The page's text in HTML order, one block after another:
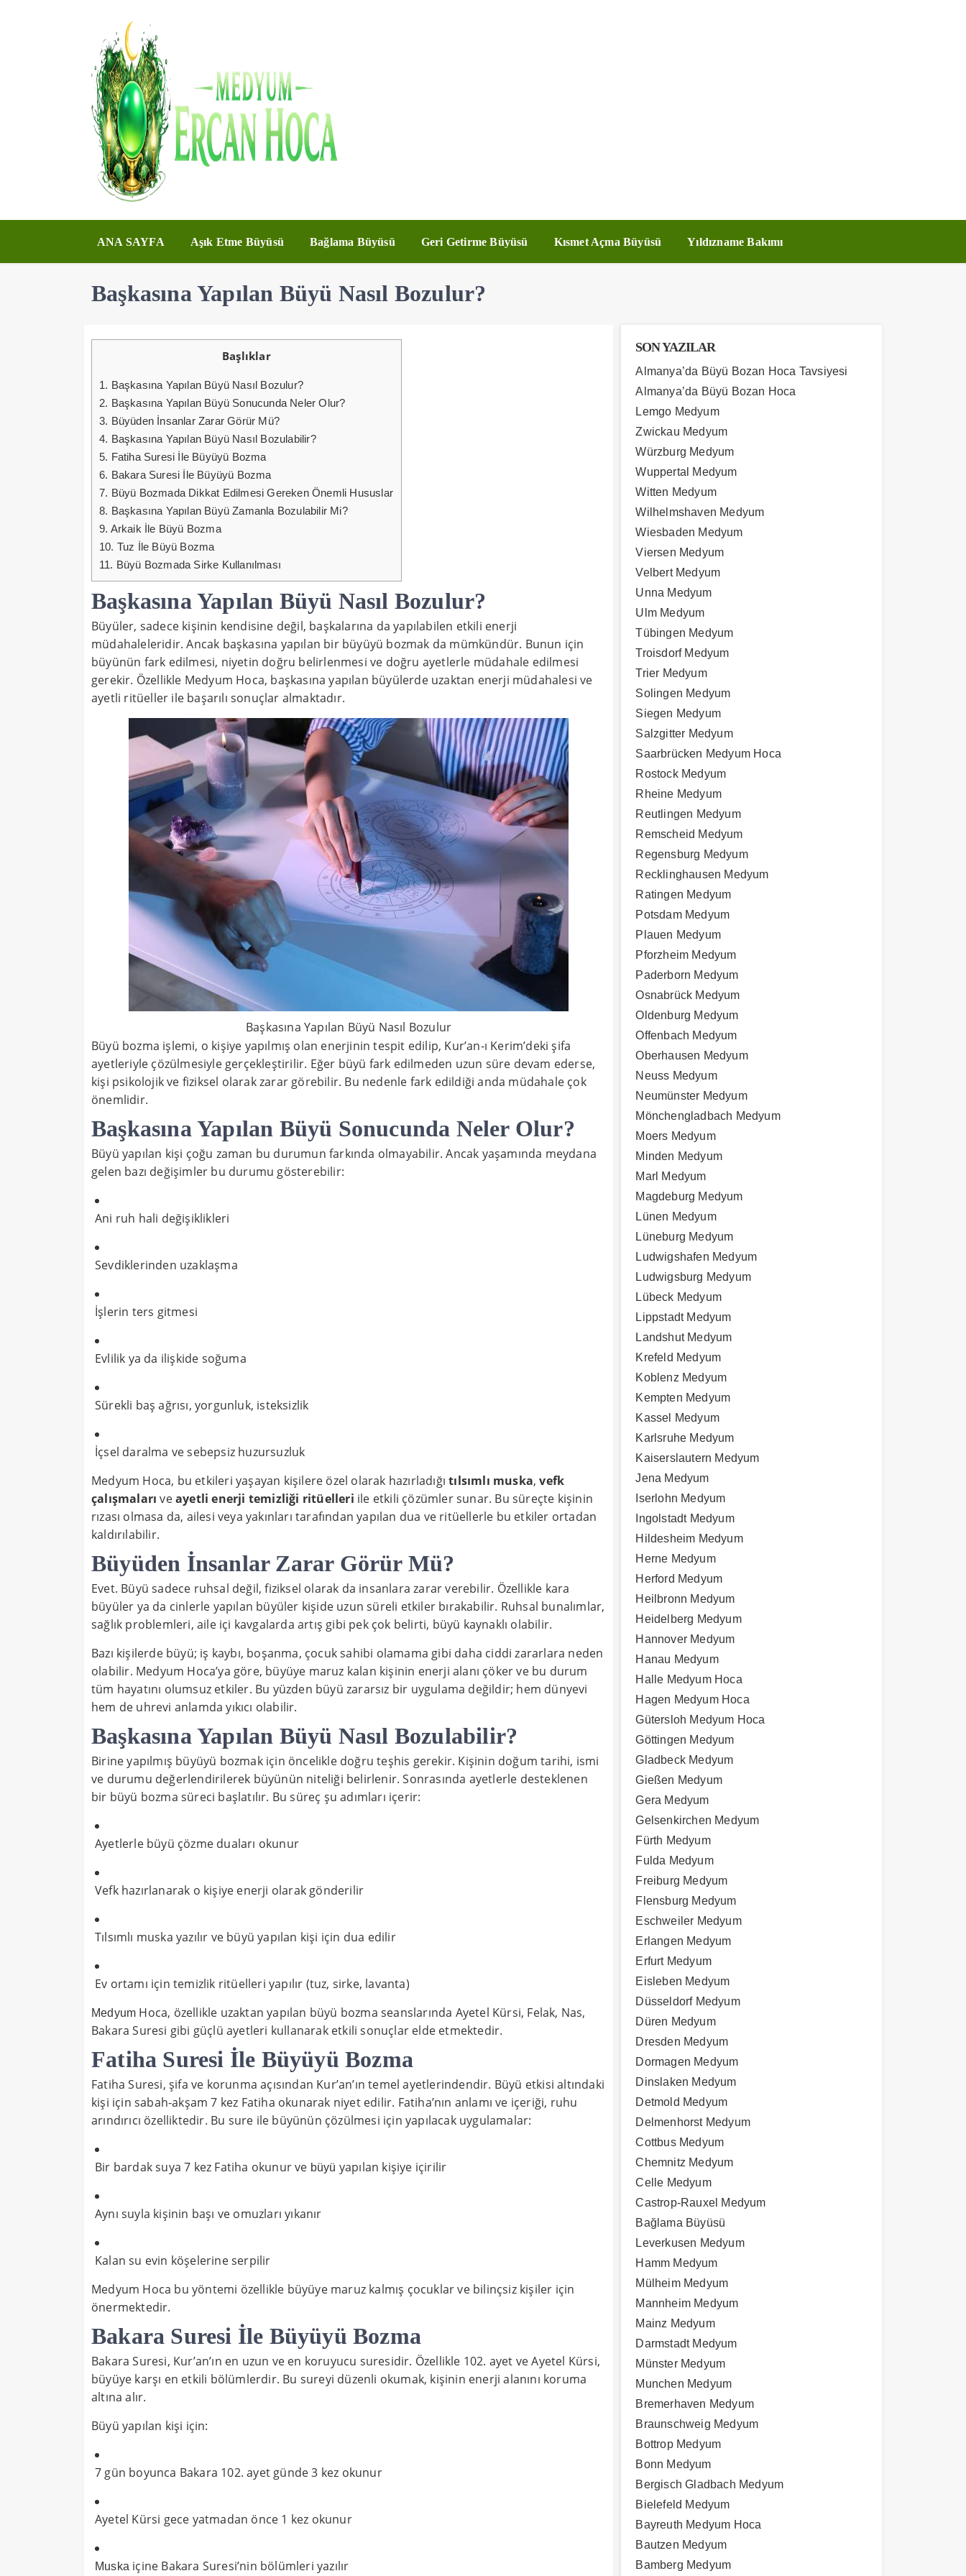
ANA SAYFA Aşık Etme Büyüsü Bağlama Büyüsü Geri Getirme Büyüsü Kısmet Açma Büyüsü Yıldızname Bakımı
Başkasına Yapılan Büyü Nasıl Bozulur?
Başlıklar
1. Başkasına Yapılan Büyü Nasıl Bozulur?
2. Başkasına Yapılan Büyü Sonucunda Neler Olur?
3. Büyüden İnsanlar Zarar Görür Mü?
4. Başkasına Yapılan Büyü Nasıl Bozulabilir?
5. Fatiha Suresi İle Büyüyü Bozma
6. Bakara Suresi İle Büyüyü Bozma
7. Büyü Bozmada Dikkat Edilmesi Gereken Önemli Hususlar
8. Başkasına Yapılan Büyü Zamanla Bozulabilir Mi?
9. Arkaik İle Büyü Bozma
10. Tuz İle Büyü Bozma
11. Büyü Bozmada Sirke Kullanılması
Başkasına Yapılan Büyü Nasıl Bozulur?
Büyüler, sadece kişinin kendisine değil, başkalarına da yapılabilen etkili enerji
müdahaleleridir. Ancak başkasına yapılan bir büyüyü bozmak da mümkündür. Bunun için
büyünün fark edilmesi, niyetin doğru belirlenmesi ve doğru ayetlerle müdahale edilmesi
gerekir. Özellikle Medyum Hoca, başkasına yapılan büyülerde uzaktan enerji müdahalesi ve
ayetli ritüeller ile başarılı sonuçlar almaktadır.
Başkasına Yapılan Büyü Nasıl Bozulur
Büyü bozma işlemi, o kişiye yapılmış olan enerjinin tespit edilip, Kur’an-ı Kerim’deki şifa
ayetleriyle çözülmesiyle gerçekleştirilir. Eğer büyü fark edilmeden uzun süre devam ederse,
kişi psikolojik ve fiziksel olarak zarar görebilir. Bu nedenle fark edildiği anda müdahale çok
önemlidir.
Başkasına Yapılan Büyü Sonucunda Neler Olur?
Büyü yapılan kişi çoğu zaman bu durumun farkında olmayabilir. Ancak yaşamında meydana
gelen bazı değişimler bu durumu gösterebilir:
Ani ruh hali değişiklikleri
Sevdiklerinden uzaklaşma
İşlerin ters gitmesi
Evlilik ya da ilişkide soğuma
Sürekli baş ağrısı, yorgunluk, isteksizlik
İçsel daralma ve sebepsiz huzursuzluk
Medyum Hoca, bu etkileri yaşayan kişilere özel olarak hazırladığıtılsımlı muska,vefk
çalışmaları veayetli enerji temizliği ritüelleri ile etkili çözümler sunar. Bu süreçte kişinin
rızası olmasa da, ailesi veya yakınları tarafından yapılan dua ve ritüellerle bu etkiler ortadan
kaldırılabilir.
Büyüden İnsanlar Zarar Görür Mü?
Evet. Büyü sadece ruhsal değil, fiziksel olarak da insanlara zarar verebilir. Özellikle kara
büyüler ya da cinlerle yapılan büyüler kişide uzun süreli etkiler bırakabilir. Ruhsal bunalımlar,
sağlık problemleri, aile içi kavgalarda artış gibi pek çok belirti, büyü kaynaklı olabilir.
Bazı kişilerde büyü; iş kaybı, boşanma, çocuk sahibi olamama gibi daha ciddi zararlara neden
olabilir. Medyum Hoca’ya göre, büyüye maruz kalan kişinin enerji alanı çöker ve bu durum
tüm hayatını olumsuz etkiler. Bu yüzden büyü zararsız bir uygulama değildir; hem dünyevi
hem de uhrevi anlamda yıkıcı olabilir.
Başkasına Yapılan Büyü Nasıl Bozulabilir?
Birine yapılmış büyüyü bozmak için öncelikle doğru teşhis gerekir. Kişinin doğum tarihi, ismi
ve durumu değerlendirilerek büyünün niteliği belirlenir. Sonrasında ayetlerle desteklenen
bir büyü bozma süreci başlatılır. Bu süreç şu adımları içerir:
Ayetlerle büyü çözme duaları okunur
Vefk hazırlanarak o kişiye enerji olarak gönderilir
Tılsımlı muska yazılır ve büyü yapılan kişi için dua edilir
Ev ortamı için temizlik ritüelleri yapılır (tuz, sirke, lavanta)
Medyum Hoca, özellikle uzaktan yapılan büyü bozma seanslarında Ayetel Kürsi, Felak, Nas,
Bakara Suresi gibi güçlü ayetleri kullanarak etkili sonuçlar elde etmektedir.
Fatiha Suresi İle Büyüyü Bozma
Fatiha Suresi, şifa ve korunma açısından Kur’an’ın temel ayetlerindendir. Büyü etkisi altındaki
kişi için sabah-akşam 7 kez Fatiha okunarak niyet edilir. Fatiha’nın anlamı ve içeriği, ruhu
arındırıcı özelliktedir. Bu sure ile büyünün çözülmesi için yapılacak uygulamalar:
Bir bardak suya 7 kez Fatiha okunur ve büyü yapılan kişiye içirilir
Aynı suyla kişinin başı ve omuzları yıkanır
Kalan su evin köşelerine serpilir
Medyum Hoca bu yöntemi özellikle büyüye maruz kalmış çocuklar ve bilinçsiz kişiler için
önermektedir.
Bakara Suresi İle Büyüyü Bozma
Bakara Suresi, Kur’an’ın en uzun ve en koruyucu suresidir. Özellikle 102. ayet ve Ayetel Kürsi,
büyüye karşı en etkili bölümlerdir. Bu sureyi düzenli okumak, kişinin enerji alanını koruma
altına alır.
Büyü yapılan kişi için:
7 gün boyunca Bakara 102. ayet günde 3 kez okunur
Ayetel Kürsi gece yatmadan önce 1 kez okunur
Muska içine Bakara Suresi’nin bölümleri yazılır
SON YAZILAR
Almanya’da Büyü Bozan Hoca Tavsiyesi
Almanya’da Büyü Bozan Hoca
Lemgo Medyum
Zwickau Medyum
Würzburg Medyum
Wuppertal Medyum
Witten Medyum
Wilhelmshaven Medyum
Wiesbaden Medyum
Viersen Medyum
Velbert Medyum
Unna Medyum
Ulm Medyum
Tübingen Medyum
Troisdorf Medyum
Trier Medyum
Solingen Medyum
Siegen Medyum
Salzgitter Medyum
Saarbrücken Medyum Hoca
Rostock Medyum
Rheine Medyum
Reutlingen Medyum
Remscheid Medyum
Regensburg Medyum
Recklinghausen Medyum
Ratingen Medyum
Potsdam Medyum
Plauen Medyum
Pforzheim Medyum
Paderborn Medyum
Osnabrück Medyum
Oldenburg Medyum
Offenbach Medyum
Oberhausen Medyum
Neuss Medyum
Neumünster Medyum
Mönchengladbach Medyum
Moers Medyum
Minden Medyum
Marl Medyum
Magdeburg Medyum
Lünen Medyum
Lüneburg Medyum
Ludwigshafen Medyum
Ludwigsburg Medyum
Lübeck Medyum
Lippstadt Medyum
Landshut Medyum
Krefeld Medyum
Koblenz Medyum
Kempten Medyum
Kassel Medyum
Karlsruhe Medyum
Kaiserslautern Medyum
Jena Medyum
Iserlohn Medyum
Ingolstadt Medyum
Hildesheim Medyum
Herne Medyum
Herford Medyum
Heilbronn Medyum
Heidelberg Medyum
Hannover Medyum
Hanau Medyum
Halle Medyum Hoca
Hagen Medyum Hoca
Gütersloh Medyum Hoca
Göttingen Medyum
Gladbeck Medyum
Gießen Medyum
Gera Medyum
Gelsenkirchen Medyum
Fürth Medyum
Fulda Medyum
Freiburg Medyum
Flensburg Medyum
Eschweiler Medyum
Erlangen Medyum
Erfurt Medyum
Eisleben Medyum
Düsseldorf Medyum
Düren Medyum
Dresden Medyum
Dormagen Medyum
Dinslaken Medyum
Detmold Medyum
Delmenhorst Medyum
Cottbus Medyum
Chemnitz Medyum
Celle Medyum
Castrop-Rauxel Medyum
Bağlama Büyüsü
Leverkusen Medyum
Hamm Medyum
Mülheim Medyum
Mannheim Medyum
Mainz Medyum
Darmstadt Medyum
Münster Medyum
Munchen Medyum
Bremerhaven Medyum
Braunschweig Medyum
Bottrop Medyum
Bonn Medyum
Bergisch Gladbach Medyum
Bielefeld Medyum
Bayreuth Medyum Hoca
Bautzen Medyum
Bamberg Medyum